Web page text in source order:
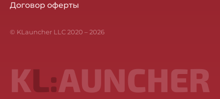
Договор оферты
© KLauncher LLC 2020 –2026
KL:AUNCHER